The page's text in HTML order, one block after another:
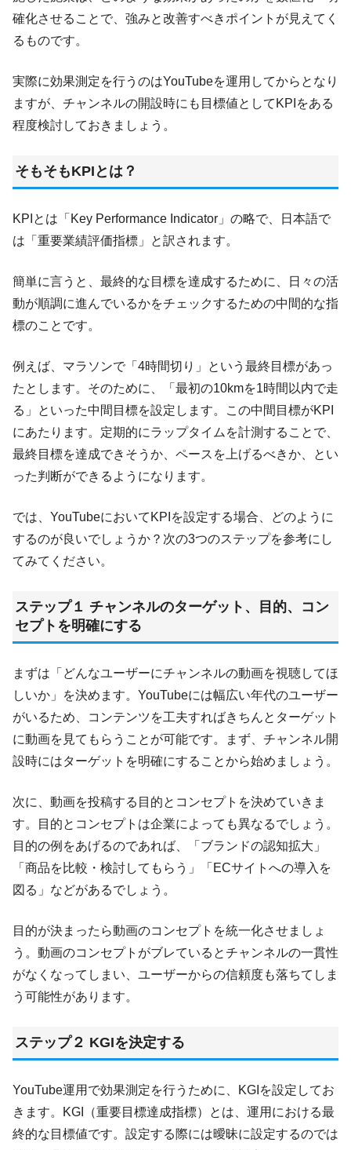
確化させることで、強みと改善すべきポイントが見えてく
るものです。
実際に効果測定を行うのはYouTubeを運用してからとなり
ますが、チャンネルの開設時にも目標値としてKPIをある
程度検討しておきましょう。
そもそもKPIとは？
KPIとは「Key Performance Indicator」の略で、日本語で
は「重要業績評価指標」と訳されます。
簡単に言うと、最終的な目標を達成するために、日々の活
動が順調に進んでいるかをチェックするための中間的な指
標のことです。
例えば、マラソンで「4時間切り」という最終目標があっ
たとします。そのために、「最初の10kmを1時間以内で走
る」といった中間目標を設定します。この中間目標がKPI
にあたります。定期的にラップタイムを計測することで、
最終目標を達成できそうか、ペースを上げるべきか、とい
った判断ができるようになります。
では、YouTubeにおいてKPIを設定する場合、どのように
するのが良いでしょうか？次の3つのステップを参考にし
てみてください。
ステップ１ チャンネルのターゲット、目的、コン
セプトを明確にする
まずは「どんなユーザーにチャンネルの動画を視聴してほ
しいか」を決めます。YouTubeには幅広い年代のユーザー
がいるため、コンテンツを工夫すればきちんとターゲット
に動画を見てもらうことが可能です。まず、チャンネル開
設時にはターゲットを明確にすることから始めましょう。
次に、動画を投稿する目的とコンセプトを決めていきま
す。目的とコンセプトは企業によっても異なるでしょう。
目的の例をあげるのであれば、「ブランドの認知拡大」
「商品を比較・検討してもらう」「ECサイトへの導入を
図る」などがあるでしょう。
目的が決まったら動画のコンセプトを統一化させましょ
う。動画のコンセプトがブレているとチャンネルの一貫性
がなくなってしまい、ユーザーからの信頼度も落ちてしま
う可能性があります。
ステップ２ KGIを決定する
YouTube運用で効果測定を行うために、KGIを設定してお
きます。KGI（重要目標達成指標）とは、運用における最
終的な目標値です。設定する際には曖昧に設定するのでは